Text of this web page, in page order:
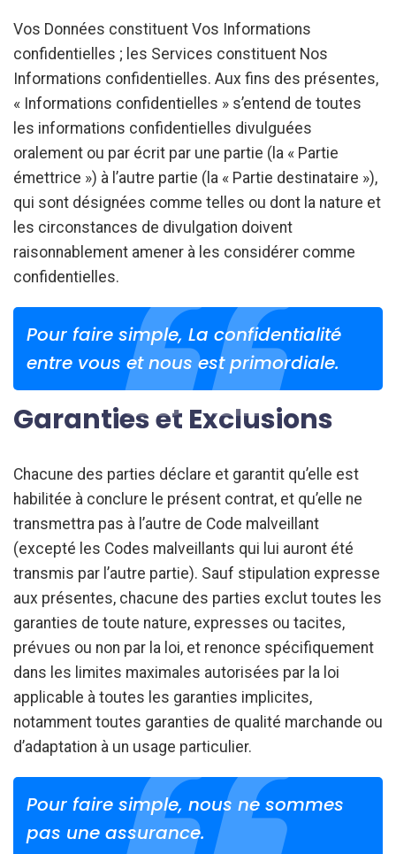
Vos Données constituent Vos Informations
confidentielles ; les Services constituent Nos
Informations confidentielles. Aux fins des présentes,
« Informations confidentielles » s’entend de toutes
les informations confidentielles divulguées
oralement ou par écrit par une partie (la « Partie
émettrice ») à l’autre partie (la « Partie destinataire »),
qui sont désignées comme telles ou dont la nature et
les circonstances de divulgation doivent
raisonnablement amener à les considérer comme
confidentielles.
Pour faire simple, La confidentialité
entre vous et nous est primordiale.
Garanties et Exclusions
Chacune des parties déclare et garantit qu’elle est
habilitée à conclure le présent contrat, et qu’elle ne
transmettra pas à l’autre de Code malveillant
(excepté les Codes malveillants qui lui auront été
transmis par l’autre partie). Sauf stipulation expresse
aux présentes, chacune des parties exclut toutes les
garanties de toute nature, expresses ou tacites,
prévues ou non par la loi, et renonce spécifiquement
dans les limites maximales autorisées par la loi
applicable à toutes les garanties implicites,
notamment toutes garanties de qualité marchande ou
d’adaptation à un usage particulier.
Pour faire simple, nous ne sommes
pas une assurance.